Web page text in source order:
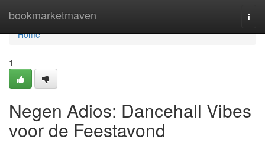
bookmarketmaven
Home
Home
1
Negen Adios: Dancehall Vibes
voor de Feestavond